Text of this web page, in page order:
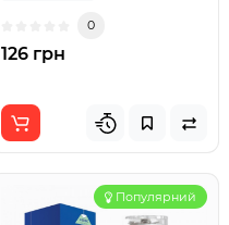
0
126 грн
Популярний